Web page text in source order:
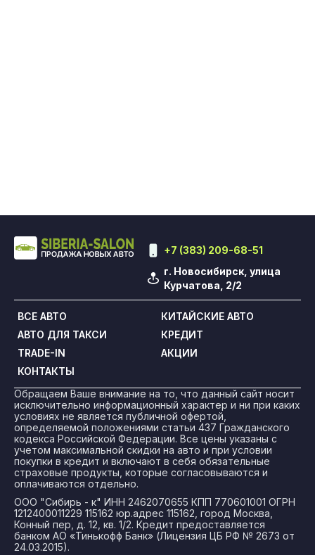
+7 (383) 209-68-51
г. Новосибирск, улица
Курчатова, 2/2
ВСЕ АВТО
КИТАЙСКИЕ АВТО
АВТО ДЛЯ ТАКСИ
КРЕДИТ
TRADE-IN
АКЦИИ
КОНТАКТЫ
Обращаем Ваше внимание на то, что данный сайт носит
исключительно информационный характер и ни при каких
условиях не является публичной офертой,
определяемой положениями статьи 437 Гражданского
кодекса Российской Федерации. Все цены указаны с
учетом максимальной скидки на авто и при условии
покупки в кредит и включают в себя обязательные
страховые продукты, которые согласовываются и
оплачиваются отдельно.
ООО "Сибирь - к" ИНН 2462070655 КПП 770601001 ОГРН
1212400011229 115162 юр.адрес 115162, город Москва,
Конный пер, д. 12, кв. 1/2. Кредит предоставляется
банком АО «Тинькофф Банк» (Лицензия ЦБ РФ № 2673 от
24.03.2015).